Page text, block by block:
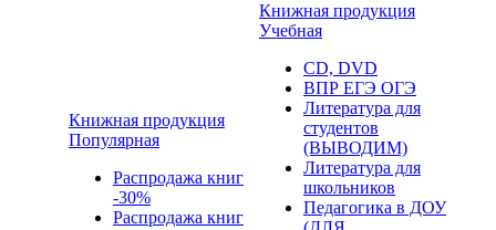
Книжная продукция
Популярная
Распродажа книг
-30%
Распродажа книг
Книжная продукция
Учебная
CD, DVD
ВПР ЕГЭ ОГЭ
Литература для
студентов
(ВЫВОДИМ)
Литература для
школьников
Педагогика в ДОУ